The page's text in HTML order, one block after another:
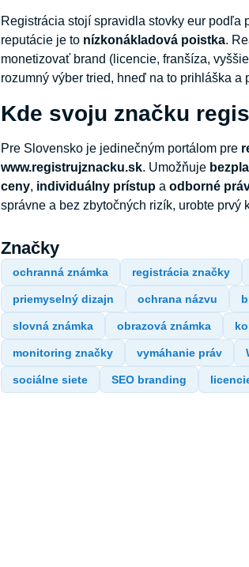
Registrácia stojí spravidla stovky eur podľa
reputácie je to nízkonákladová poistka.
monetizovať brand (licencie, franšíza,
rozumný výber tried, hneď na to prihláška
Kde svoju značku
Pre Slovensko je jedinečným portálom pre
www.registrujznacku.sk. Umožňuje
ceny, individuálny prístup aodborné
správne a bez zbytočných rizík, urobte prvý
Značky
ochranná známka registrácia značky
priemyselný dizajn ochrana názvu
slovná známka obrazová známka
monitoring značky vymáhanie práv
sociálne siete SEO branding